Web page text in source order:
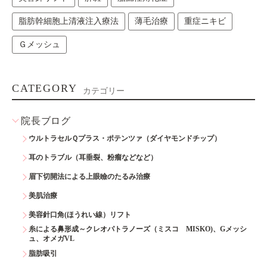
脂肪幹細胞上清液注入療法 薄毛治療 重症ニキビ
Ｇメッシュ
CATEGORY カテゴリー
院長ブログ
ウルトラセルＱプラス・ポテンツァ（ダイヤモンドチップ）
耳のトラブル（耳垂裂、粉瘤などなど）
眉下切開法による上眼瞼のたるみ治療
美肌治療
美容針口角(ほうれい線）リフト
糸による鼻形成～クレオパトラノーズ（ミスコ MISKO)、Gメッシ
ュ、オメガVL
脂肪吸引